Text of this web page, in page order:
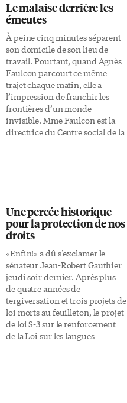
Le malaise derrière les
émeutes
À peine cinq minutes séparent
son domicile de son lieu de
travail. Pourtant, quand Agnès
Faulcon parcourt ce même
trajet chaque matin, elle a
l’impression de franchir les
frontières d’un monde
invisible. Mme Faulcon est la
directrice du Centre social de la
pourtant, dans ces mêmes
quartiers, les jeunes sont loin de
tout», témoigne-t-elle en
entrevue. Tous les jours, des
journalistes viennent nous voir
pour nous demander comment
les gens […]
Une percée historique
pour la protection de nos
droits
«Enfin!» a dû s’exclamer le
sénateur Jean-Robert Gauthier
jeudi soir dernier. Après plus
de quatre années de
tergiversation et trois projets de
loi morts au feuilleton, le projet
de loi S-3 sur le renforcement
de la Loi sur les langues